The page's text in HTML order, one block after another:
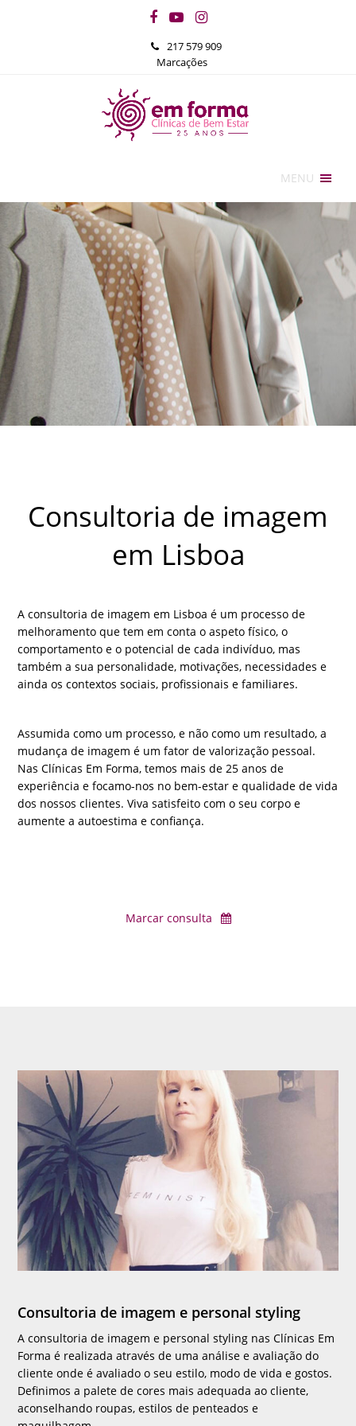
Facebook
YouTubeInstagram
217 579 909
Marcações
MENU
Consultoria de imagem
em Lisboa
A consultoria de imagem em Lisboa é um processo de
melhoramento que tem em conta o aspeto físico, o
comportamento e o potencial de cada indivíduo, mas
também a sua personalidade, motivações, necessidades e
ainda os contextos sociais, profissionais e familiares.
Assumida como um processo, e não como um resultado, a
mudança de imagem é um fator de valorização pessoal.
Nas Clínicas Em Forma, temos mais de 25 anos de
experiência e focamo-nos no bem-estar e qualidade de vida
dos nossos clientes. Viva satisfeito com o seu corpo e
aumente a autoestima e confiança.
Marcar consulta
Consultoria de imagem e personal styling
A consultoria de imagem e personal styling nas Clínicas Em
Forma é realizada através de uma análise e avaliação do
cliente onde é avaliado o seu estilo, modo de vida e gostos.
Definimos a palete de cores mais adequada ao cliente,
aconselhando roupas, estilos de penteados e